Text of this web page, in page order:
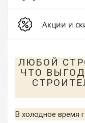
Акции и
ЛЮБОЙ
ЧТО
В холодное время